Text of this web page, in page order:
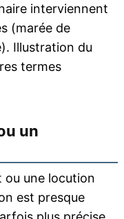
interviennent
(marée de
Illustration du
termes
un
ou une locution
est presque